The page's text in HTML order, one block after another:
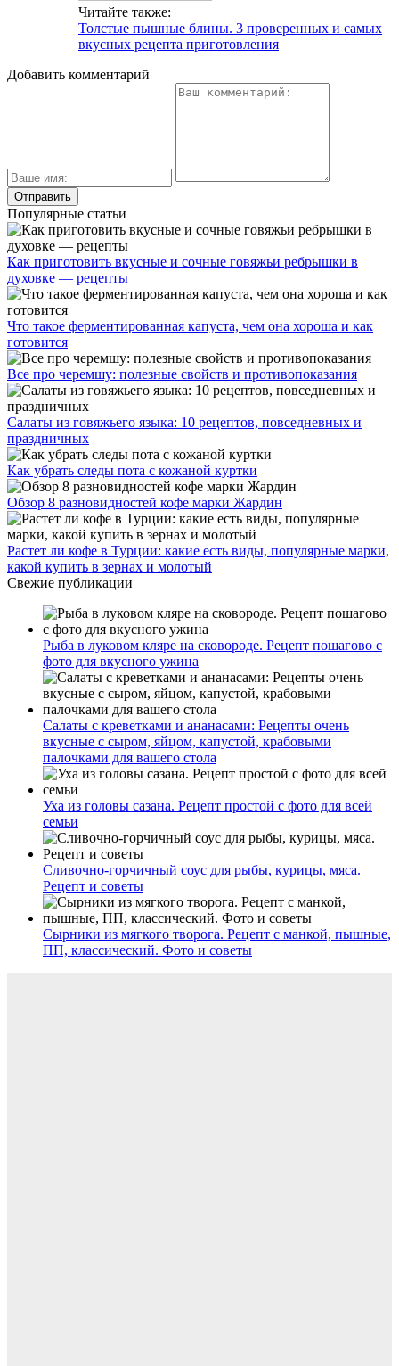
Читайте также:
Толстые пышные блины. 3 проверенных и самых
вкусных рецепта приготовления
Добавить комментарий
Популярные статьи
Как приготовить вкусные и сочные говяжьи ребрышки в
духовке — рецепты
Что такое ферментированная капуста, чем она хороша и как
готовится
Все про черемшу: полезные свойств и противопоказания
Салаты из говяжьего языка: 10 рецептов, повседневных и
праздничных
Как убрать следы пота с кожаной куртки
Обзор 8 разновидностей кофе марки Жардин
Растет ли кофе в Турции: какие есть виды, популярные марки,
какой купить в зернах и молотый
Свежие публикации
Рыба в луковом кляре на сковороде. Рецепт пошагово с
фото для вкусного ужина
Салаты с креветками и ананасами: Рецепты очень
вкусные с сыром, яйцом, капустой, крабовыми
палочками для вашего стола
Уха из головы сазана. Рецепт простой с фото для всей
семьи
Сливочно-горчичный соус для рыбы, курицы, мяса.
Рецепт и советы
Сырники из мягкого творога. Рецепт с манкой, пышные,
ПП, классический. Фото и советы